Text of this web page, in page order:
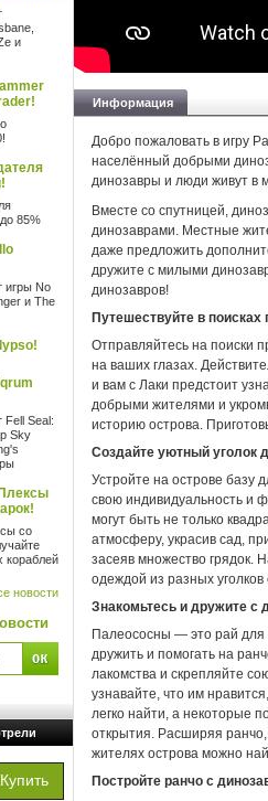
и
85%
игры No
и The
Fell Seal:
Sky
со
кораблей
новости
Информация
Добро пожаловать в игру
населённый добрыми
динозавры и люди живут в
Вместе со спутницей,
динозаврами. Местные
даже предложить
дружите с милыми
динозавров!
Путешествуйте в
Отправляйтесь на поиски
на ваших глазах.
и вам с Лаки предстоит
добрыми жителями и
историю острова.
Создайте уютный уголок
Устройте на острове базу
свою индивидуальность и
могут быть не только
атмосферу, украсив сад,
засеяв множество грядок.
одеждой из разных
Знакомьтесь и дружите с
Палеососны — это рай для
дружить и помогать на
лакомства и скрепляйте
узнавайте, что им
легко найти, а некоторые
открытия. Расширяя
жителях острова можно
Постройте ранчо с